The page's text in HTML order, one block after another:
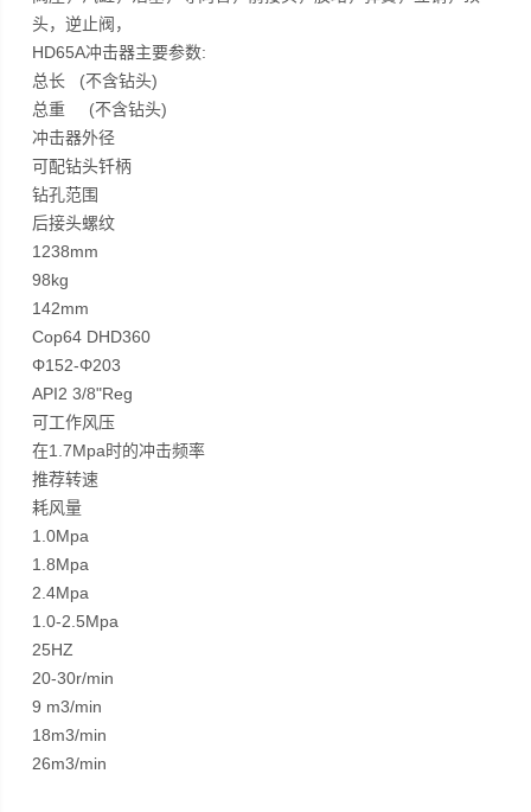
头，逆止阀，
HD65A冲击器主要参数:
总长 (不含钻头)
总重 (不含钻头)
冲击器外径
可配钻头钎柄
钻孔范围
后接头螺纹
1238mm
98kg
142mm
Cop64 DHD360
Φ152-Φ203
API2 3/8"Reg
可工作风压
在1.7Mpa时的冲击频率
推荐转速
耗风量
1.0Mpa
1.8Mpa
2.4Mpa
1.0-2.5Mpa
25HZ
20-30r/min
9 m3/min
18m3/min
26m3/min